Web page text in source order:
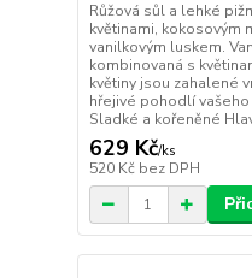
Růžová sůl a lehké
květinami, kokosovým
vanilkovým luskem.
kombinovaná s
květiny jsou zahalené
hřejivé pohodlí vašeho
Sladké a kořeněné
629 Kč/ks
520 Kč bez DPH